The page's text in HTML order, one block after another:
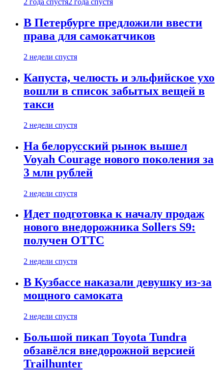
2 года спустя2 года спустя
В Петербурге предложили ввести
права для самокатчиков
2 недели спустя
Капуста, челюсть и эльфийское ухо
вошли в список забытых вещей в
такси
2 недели спустя
На белорусский рынок вышел
Voyah Courage нового поколения за
3 млн рублей
2 недели спустя
Идет подготовка к началу продаж
нового внедорожника Sollers S9:
получен ОТТС
2 недели спустя
В Кузбассе наказали девушку из-за
мощного самоката
2 недели спустя
Большой пикап Toyota Tundra
обзавёлся внедорожной версией
Trailhunter